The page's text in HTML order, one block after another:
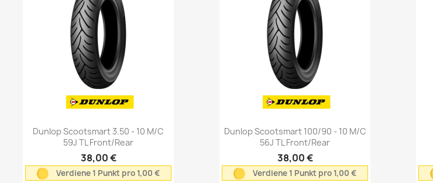
Vorschau
Dunlop Scootsmart 3.50 - 10 M/C
59J TL Front/Rear
38,00 €
Verdiene 1 Punkt pro 1,00 €
Vorschau
Dunlop Scootsmart 100/90 - 10 M/C
56J TL Front/Rear
38,00 €
Verdiene 1 Punkt pro 1,00 €